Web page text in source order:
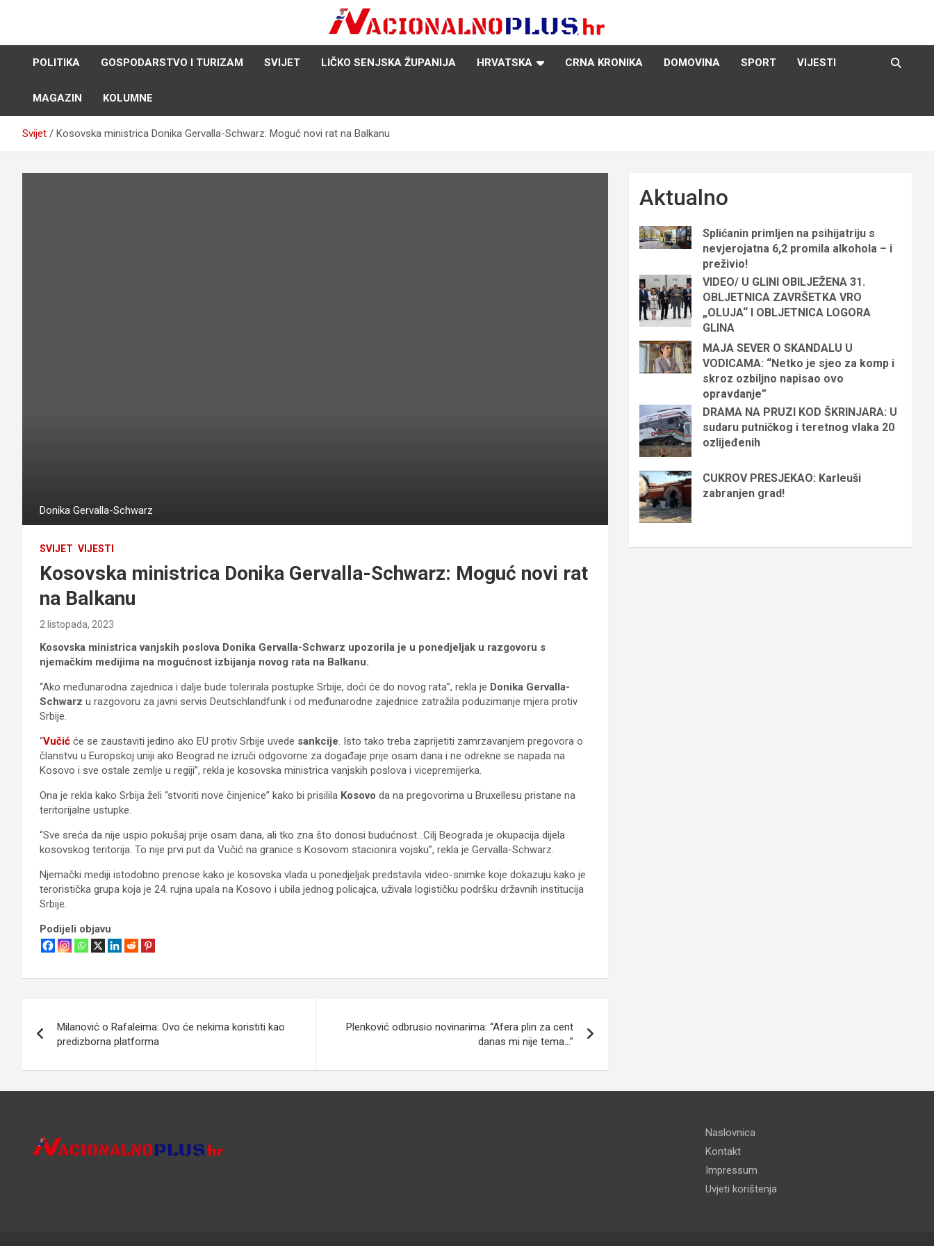
NacionalnoPlus.hr
Nacija želi znati više
POLITIKA
GOSPODARSTVO I TURIZAM SVIJET LIČKO SENJSKA ŽUPANIJA HRVATSKA CRNA KRONIKA DOMOVINA SPORT VIJESTI
MAGAZIN KOLUMNE
Svijet Kosovska ministrica Donika Gervalla-Schwarz: Moguć novi rat na Balkanu
Donika Gervalla-Schwarz
SVIJET VIJESTI
Kosovska ministrica Donika Gervalla-Schwarz: Moguć novi rat
na Balkanu
2 listopada, 2023
Kosovska ministrica vanjskih poslova Donika Gervalla-Schwarz upozorila je u ponedjeljak u razgovoru s
njemačkim medijima na mogućnost izbijanja novog rata na Balkanu.
“Ako međunarodna zajednica i dalje bude tolerirala postupke Srbije, doći će do novog rata”, rekla je Donika Gervalla-
Schwarz u razgovoru za javni servis Deutschlandfunk i od međunarodne zajednice zatražila poduzimanje mjera protiv
Srbije.
“Vučić će se zaustaviti jedino ako EU protiv Srbije uvede sankcije . Isto tako treba zaprijetiti zamrzavanjem pregovora o
članstvu u Europskoj uniji ako Beograd ne izruči odgovorne za događaje prije osam dana i ne odrekne se napada na
Kosovo i sve ostale zemlje u regiji”, rekla je kosovska ministrica vanjskih poslova i vicepremijerka.
Ona je rekla kako Srbija želi “stvoriti nove činjenice” kako bi prisilila Kosovo da na pregovorima u Bruxellesu pristane na
teritorijalne ustupke.
“Sve sreća da nije uspio pokušaj prije osam dana, ali tko zna što donosi budućnost…Cilj Beograda je okupacija dijela
kosovskog teritorija. To nije prvi put da Vučić na granice s Kosovom stacionira vojsku”, rekla je Gervalla-Schwarz.
Njemački mediji istodobno prenose kako je kosovska vlada u ponedjeljak predstavila video-snimke koje dokazuju kako je
teroristička grupa koja je 24. rujna upala na Kosovo i ubila jednog policajca, uživala logističku podršku državnih institucija
Srbije.
Podijeli objavu
objava
Milanović o Rafaleima: Ovo će nekima koristiti kao
predizborna platforma
Plenković odbrusio novinarima: “Afera plin za cent
danas mi nije tema…”
Aktualno
Splićanin primljen na psihijatriju s
nevjerojatna 6,2 promila alkohola – i
preživio!
VIDEO/ U GLINI OBILJEŽENA 31.
OBLJETNICA ZAVRŠETKA VRO
„OLUJA“ I OBLJETNICA LOGORA
GLINA
MAJA SEVER O SKANDALU U
VODICAMA: “Netko je sjeo za komp i
skroz ozbiljno napisao ovo
opravdanje”
DRAMA NA PRUZI KOD ŠKRINJARA: U
sudaru putničkog i teretnog vlaka 20
ozlijeđenih
CUKROV PRESJEKAO: Karleuši
zabranjen grad!
Naslovnica
Kontakt
Impressum
Uvjeti korištenja